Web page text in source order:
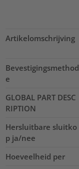
Artikelomschrijving
Bevestigingsmethod
e
GLOBAL PART DESC
RIPTION
Hersluitbare sluitko
p ja/nee
Hoeveelheid per